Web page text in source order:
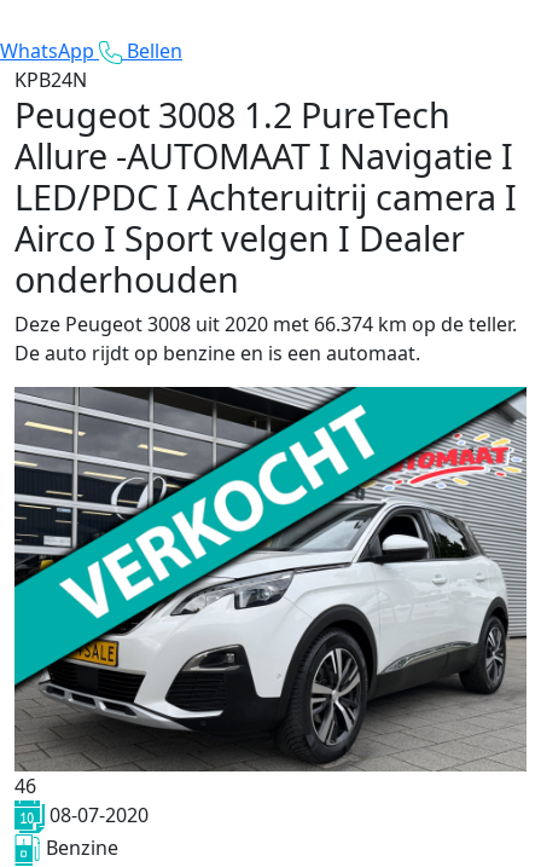
WhatsApp
Bellen
KPB24N
Peugeot 3008 1.2 PureTech
Allure -AUTOMAAT I Navigatie I
LED/PDC I Achteruitrij camera I
Airco I Sport velgen I Dealer
onderhouden
Deze Peugeot 3008 uit 2020 met 66.374 km op de teller.
De auto rijdt op benzine en is een automaat.
46
08-07-2020
Benzine